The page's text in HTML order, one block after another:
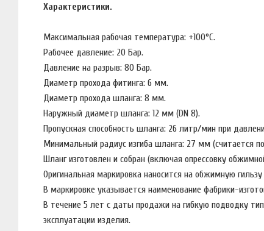
Характеристики.
Максимальная рабочая температура: +100°C.
Рабочее давление: 20 Бар.
Давление на разрыв: 80 Бар.
Диаметр прохода фитинга: 6 мм.
Диаметр прохода шланга: 8 мм.
Наружный диаметр шланга: 12 мм (DN 8).
Пропускная способность шланга: 26 литр/мин при
Минимальный радиус изгиба шланга: 27 мм (считается
Шланг изготовлен и собран (включая опрессовку
Оригинальная маркировка наносится на обжимную
В маркировке указывается наименование фабрики-
В течение 5 лет с даты продажи на гибкую подводку
эксплуатации изделия.